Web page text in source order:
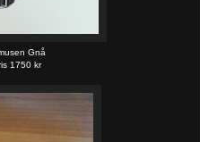
Gnå
1750 kr